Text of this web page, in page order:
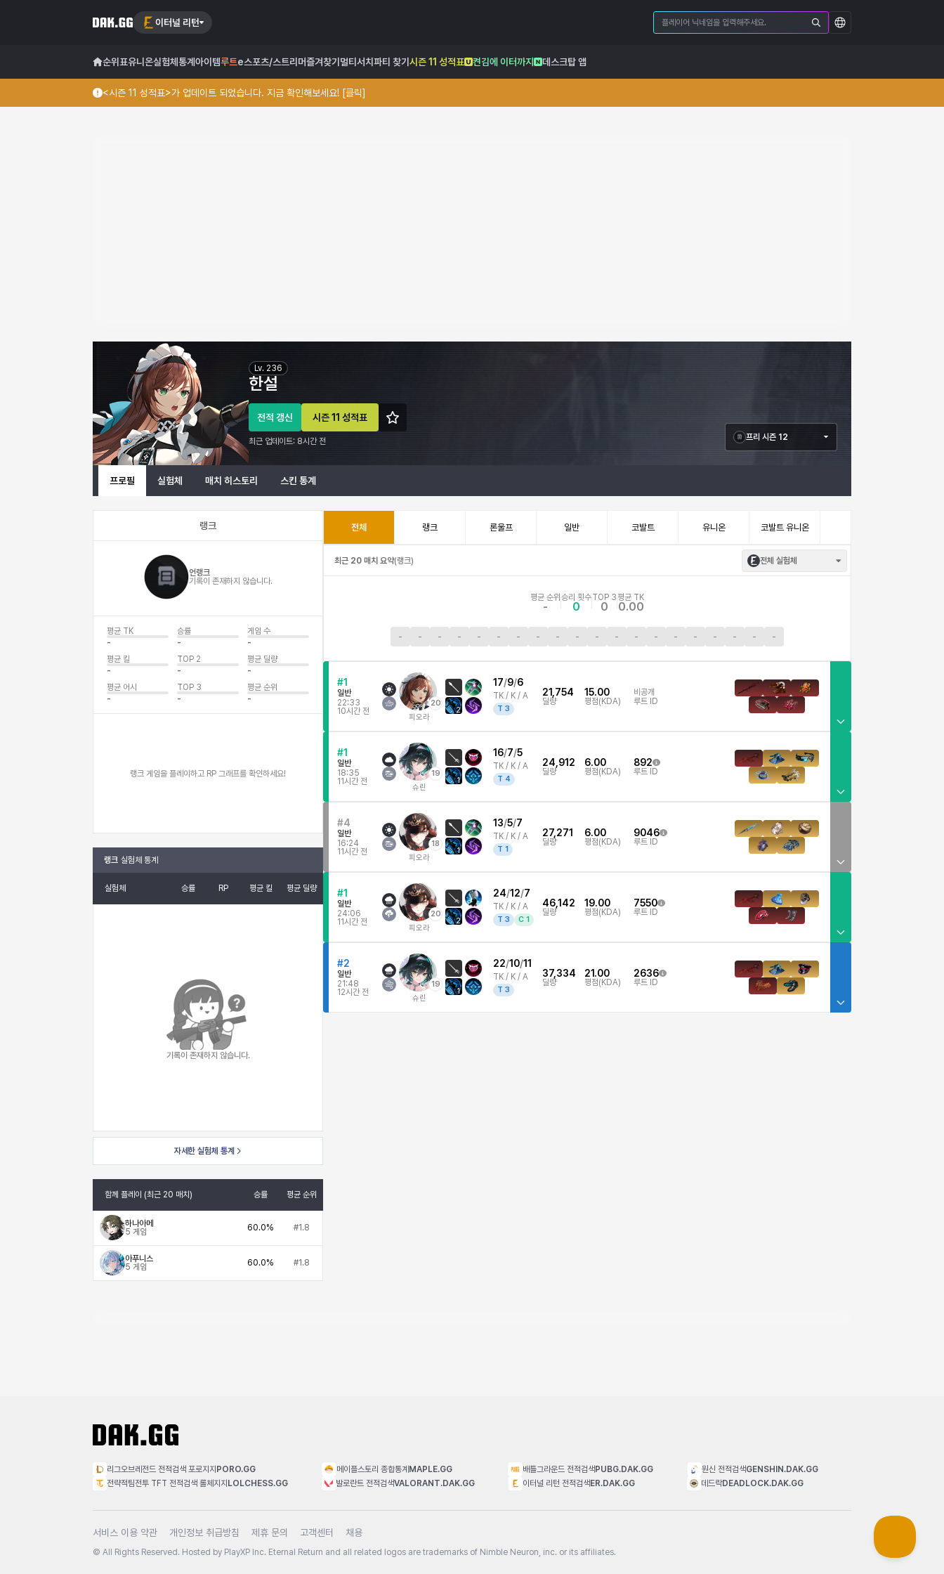
이터널 리턴
순위표유니온실험체 통계 아이템루트e스포츠/스트리머즐겨찾기 멀티서치 파티 찾기 시즌 11 성적표 켠김에 이터까지 데스크탑 앱
<시즌 11 성적표>가 업데이트 되었습니다. 지금 확인해보세요! [클릭]
한설 이터널 리턴 프로필 정보
한설
Lv. 236
전적 갱신 시즌 11 성적표
최근 업데이트: 8시간 전 프리 시즌 12
프로필 실험체 매치 히스토리 스킨 통계
랭크
언랭크
기록이 존재하지 않습니다.
평균 TK
-
승률
-
게임 수
-
평균 킬
-
TOP 2
-
평균 딜량
-
평균 어시
-
TOP 3
-
평균 순위
-
랭크 게임을 플레이하고 RP 그래프를 확인하세요!
랭크 실험체 통계
실험체 승률 RP 평균 킬 평균 딜량
기록이 존재하지 않습니다.
자세한 실험체 통계
함께 플레이 (최근 20 매치) 승률 평균 순위
하나아메
5 게임 60.0% #1.8
아푸니스
5 게임 60.0% #1.8
전체 랭크 론울프 일반 코발트 유니온 코발트 유니온
최근 20 매치 요약(랭크) 전체 실험체
평균 순위
-
승리 횟수
0
TOP 3
0
평균 TK
0.00
- - - - - - - - - - - - - - - - - - - -
#1
일반
22:33
10시간 전
20
피오라
2
17/9/6
TK / K / A
T 3
21,754
딜량
15.00
평점(KDA)
비공개
루트 ID
#1
일반
18:35
11시간 전
19
슈린
1
16/7/5
TK / K / A
T 4
24,912
딜량
6.00
평점(KDA)
892
루트 ID
#4
일반
16:24
11시간 전
18
피오라
1
13/5/7
TK / K / A
T 1
27,271
딜량
6.00
평점(KDA)
9046
루트 ID
#1
일반
24:06
11시간 전
20
피오라
2
24/12/7
TK / K / A
T 3 C 1
46,142
딜량
19.00
평점(KDA)
7550
루트 ID
#2
일반
21:48
12시간 전
19
슈린
1
22/10/11
TK / K / A
T 3
37,334
딜량
21.00
평점(KDA)
2636
루트 ID
리그오브레전드 전적검색 포로지지PORO.GG
전략적팀전투 TFT 전적검색 롤체지지LOLCHESS.GG
메이플스토리 종합통계MAPLE.GG
발로란트 전적검색VALORANT.DAK.GG
배틀그라운드 전적검색PUBG.DAK.GG
이터널 리턴 전적검색ER.DAK.GG
원신 전적검색GENSHIN.DAK.GG
데드락DEADLOCK.DAK.GG
서비스 이용 약관 개인정보 취급방침 제휴 문의 고객센터 채용
© All Rights Reserved. Hosted by PlayXP Inc. Eternal Return and all related logos are trademarks of Nimble Neuron, inc. or its affiliates.